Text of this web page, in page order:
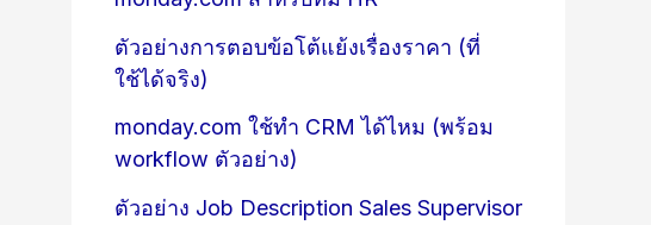
ตัวอย่างการตอบข้อโต้แย้งเรื่องราคา (ที่
ใช้ได้จริง)
monday.com ใช้ทำ CRM ได้ไหม (พร้อม
workflow ตัวอย่าง)
ตัวอย่าง Job Description Sales Supervisor